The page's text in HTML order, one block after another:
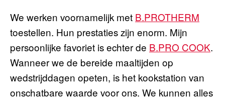
We werken voornamelijk met B.PROTHERM
toestellen. Hun prestaties zijn enorm. Mijn
persoonlijke favoriet is echter de B.PRO COOK.
Wanneer we de bereide maaltijden op
wedstrijddagen opeten, is het kookstation van
onschatbare waarde voor ons. We kunnen alles